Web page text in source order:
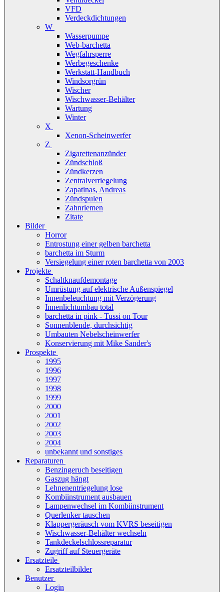
VFD
Verdeckdichtungen
W
Wasserpumpe
Web-barchetta
Wegfahrsperre
Werbegeschenke
Werkstatt-Handbuch
Windsorgrün
Wischer
Wischwasser-Behälter
Wartung
Winter
X
Xenon-Scheinwerfer
Z
Zigarettenanzünder
Zündschloß
Zündkerzen
Zentralverriegelung
Zapatinas, Andreas
Zündspulen
Zahnriemen
Zitate
Bilder
Horror
Entrostung einer gelben barchetta
barchetta im Sturm
Versiegelung einer roten barchetta von 2003
Projekte
Schaltknaufdemontage
Umrüstung auf elektrische Außenspiegel
Innenbeleuchtung mit Verzögerung
Innenlichtumbau total
barchetta in pink - Tussi on Tour
Sonnenblende, durchsichtig
Umbauten Nebelscheinwerfer
Konservierung mit Mike Sander's
Prospekte
1995
1996
1997
1998
1999
2000
2001
2002
2003
2004
unbekannt und sonstiges
Reparaturen
Benzingeruch beseitigen
Gaszug hängt
Lehnenentriegelung lose
Kombiinstrument ausbauen
Lampenwechsel im Kombiinstrument
Querlenker tauschen
Klappergeräusch vom KVRS beseitigen
Wischwasser-Behälter wechseln
Tankdeckelschlossreparatur
Zugriff auf Steuergeräte
Ersatzteile
Ersatzteilbilder
Benutzer
Login